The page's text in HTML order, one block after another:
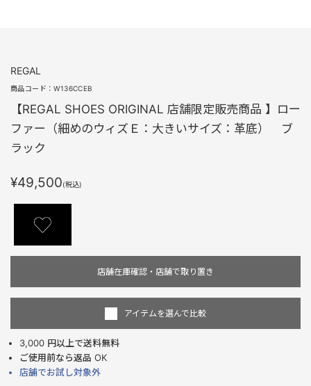
REGAL
商品コード：W136CCEB
【REGAL SHOES ORIGINAL 店舗限定販売商品 】ロー
ファー（細めのウィズＥ：大きいサイズ：革底） ブ
ラック
¥49,500(税込)
店舗在庫確認・店舗で取り置き
アイテムを選んで比較
3,000 円以上で送料無料
ご使用前なら返品 OK
店舗でお試し対象外